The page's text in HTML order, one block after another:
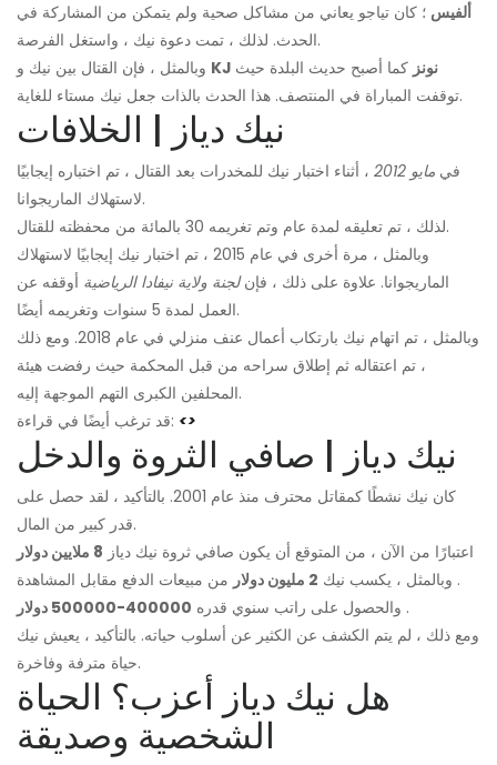
ألفيس ؛ كان تياجو يعاني من مشاكل صحية ولم يتمكن من المشاركة في
الحدث. لذلك ، تمت دعوة نيك ، واستغل الفرصة.
KJ نونز كما أصبح حديث البلدة حيث
توقفت المباراة في المنتصف. هذا الحدث بالذات جعل نيك مستاء للغاية.
نيك دياز | الخلافات
في مايو 2012
، أثناء اختبار نيك للمخدرات بعد القتال ، تم اختباره إيجابيًا
لاستهلاك الماريجوانا.
لذلك ، تم تعليقه لمدة عام وتم تغريمه 30 بالمائة من محفظته للقتال.
وبالمثل ، مرة أخرى في عام 2015 ، تم اختبار نيك إيجابيًا لاستهلاك
الماريجوانا. علاوة على ذلك ، فإنلجنة ولاية نيفادا الرياضية أوقفه عن
العمل لمدة 5 سنوات وتغريمه أيضًا.
وبالمثل ، تم اتهام نيك بارتكاب أعمال عنف منزلي في عام 2018. ومع ذلك
، تم اعتقاله ثم إطلاق سراحه من قبل المحكمة حيث رفضت هيئة
المحلفين الكبرى التهم الموجهة إليه.
قد ترغب أيضًا في قراءة: <>
نيك دياز | صافي الثروة والدخل
كان نيك نشطًا كمقاتل محترف منذ عام 2001. بالتأكيد ، لقد حصل على
قدر كبير من المال.
اعتبارًا من الآن ، من المتوقع أن يكون صافي ثروة نيك دياز 8 ملايين دولار
. وبالمثل ، يكسب نيك 2 مليون دولار
من مبيعات الدفع مقابل المشاهدة
والحصول على راتب سنوي قدره 400000-500000 دولار
.
ومع ذلك ، لم يتم الكشف عن الكثير عن أسلوب حياته. بالتأكيد ، يعيش نيك
حياة مترفة وفاخرة.
هل نيك دياز أعزب؟ الحياة
الشخصية وصديقة